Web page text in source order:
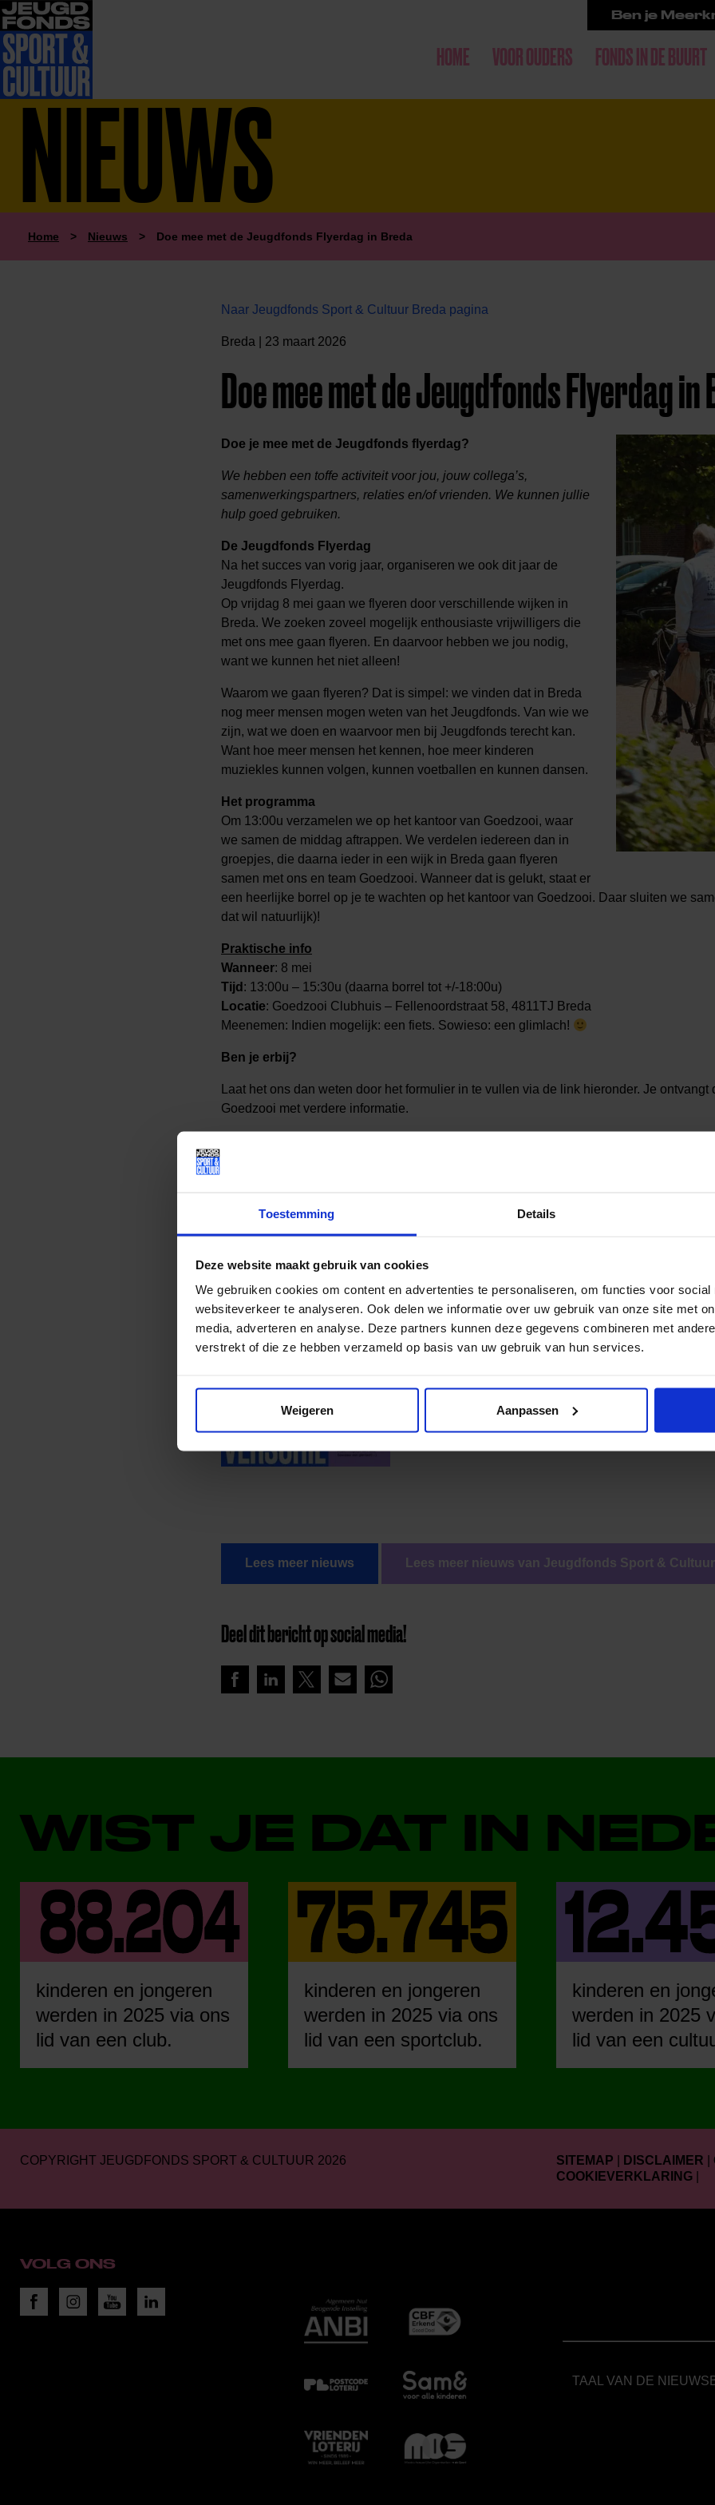
Toestemming Details
Deze website maakt gebruik van cookies
We gebruiken cookies om content en advertenties te personaliseren, om functies voor social
websiteverkeer te analyseren. Ook delen we informatie over uw gebruik van onze site met
media, adverteren en analyse. Deze partners kunnen deze gegevens combineren met
verstrekt of die ze hebben verzameld op basis van uw gebruik van hun services.
Weigeren Aanpassen
Ben je
HOME VOOR OUDERS FONDS IN DE BUURT
NIEUWS
Home > Nieuws > Doe mee met de Jeugdfonds Flyerdag in Breda
Naar Jeugdfonds Sport & Cultuur Breda pagina
Breda | 23 maart 2026
Doe mee met de Jeugdfonds Flyerdag in
Doe je mee met de Jeugdfonds flyerdag?
We hebben een toffe activiteit voor jou, jouw collega’s,
samenwerkingspartners, relaties en/of vrienden. We kunnen jullie
hulp goed gebruiken.
De Jeugdfonds Flyerdag
Na het succes van vorig jaar, organiseren we ook dit jaar de
Jeugdfonds Flyerdag.
Op vrijdag 8 mei gaan we flyeren door verschillende wijken in
Breda. We zoeken zoveel mogelijk enthousiaste vrijwilligers die
met ons mee gaan flyeren. En daarvoor hebben we jou nodig,
want we kunnen het niet alleen!
Waarom we gaan flyeren? Dat is simpel: we vinden dat in Breda
nog meer mensen mogen weten van het Jeugdfonds. Van wie we
zijn, wat we doen en waarvoor men bij Jeugdfonds terecht kan.
Want hoe meer mensen het kennen, hoe meer kinderen
muziekles kunnen volgen, kunnen voetballen en kunnen dansen.
Het programma
Om 13:00u verzamelen we op het kantoor van Goedzooi, waar
we samen de middag aftrappen. We verdelen iedereen dan in
groepjes, die daarna ieder in een wijk in Breda gaan flyeren
samen met ons en team Goedzooi. Wanneer dat is gelukt, staat er
een heerlijke borrel op je te wachten op het kantoor van Goedzooi. Daar sluiten we
dat wil natuurlijk)!
Praktische info
Wanneer: 8 mei
Tijd : 13:00u – 15:30u (daarna borrel tot +/-18:00u)
Locatie: Goedzooi Clubhuis – Fellenoordstraat 58, 4811TJ Breda
Meenemen: Indien mogelijk: een fiets. Sowieso: een glimlach!
Ben je erbij?
Laat het ons dan weten door het formulier in te vullen via de link hieronder. Je ontvangt
Goedzooi met verdere informatie.
Lees meer nieuws Lees meer nieuws van Jeugdfonds Sport &
Deel dit bericht op social media!
WIST JE DAT IN
kinderen en jongeren
werden in 2025 via ons
lid van een club.
kinderen en jongeren
werden in 2025 via ons
lid van een sportclub.
kinderen en
werden in 2025
lid van een
COPYRIGHT JEUGDFONDS SPORT & CULTUUR 2026 SITEMAP DISCLAIMER
COOKIEVERKLARING
VOLG ONS
TAAL VAN DE